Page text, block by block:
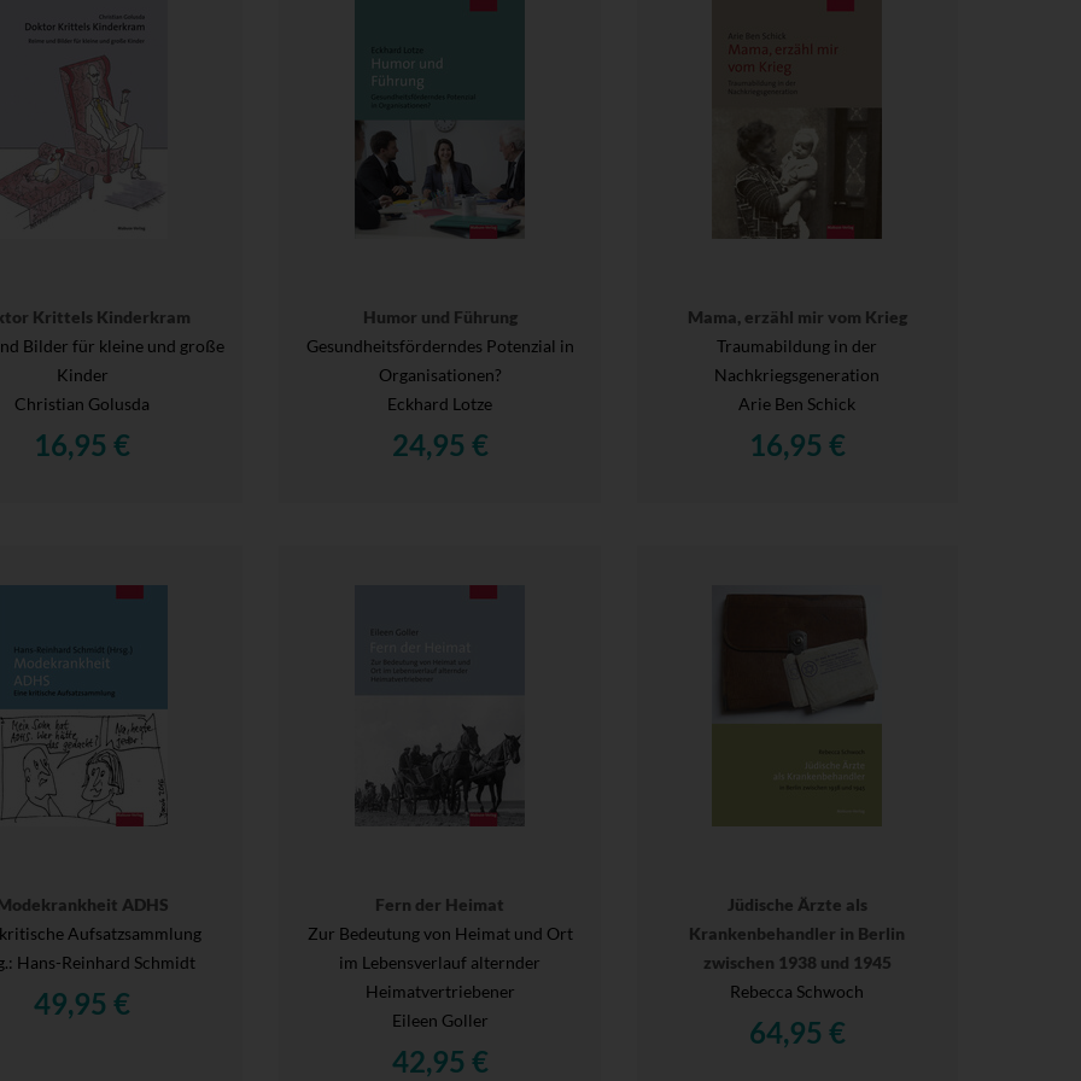
Krittels Kinderkram
Bilder für kleine und große
Kinder
Christian Golusda
16,95 €
Humor und Führung
Gesundheitsförderndes Potenzial in
Organisationen?
Eckhard Lotze
24,95 €
Mama, erzähl mir vom Krieg
Traumabildung in der
Nachkriegsgeneration
Arie Ben Schick
16,95 €
ADHS
Aufsatzsammlung
: Hans-Reinhard Schmidt
49,95 €
Fern der Heimat
Zur Bedeutung von Heimat und Ort
im Lebensverlauf alternder
Heimatvertriebener
Eileen Goller
42,95 €
Jüdische Ärzte als
Krankenbehandler in Berlin
zwischen 1938 und 1945
Rebecca Schwoch
64,95 €